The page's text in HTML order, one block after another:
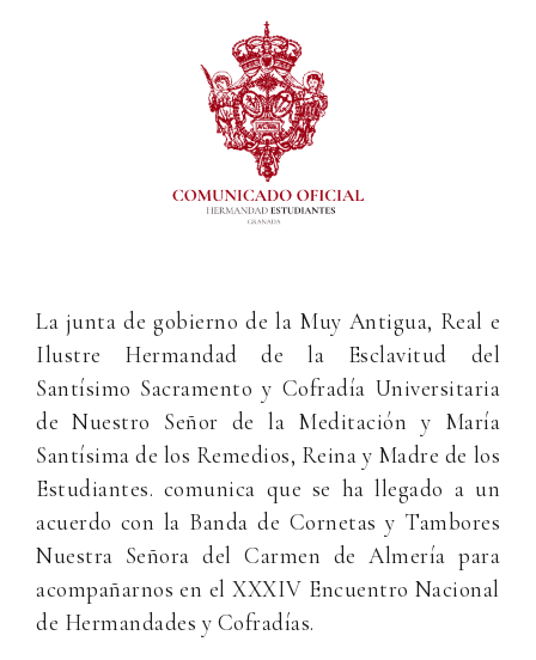
La junta de gobierno de la Muy Antigua, Real e
Ilustre Hermandad de la Esclavitud del
Santísimo Sacramento y Cofradía Universitaria
de Nuestro Señor de la Meditación y María
Santísima de los Remedios, Reina y Madre de los
Estudiantes. comunica que se ha llegado a un
acuerdo con la Banda de Cornetas y Tambores
Nuestra Señora del Carmen de Almería para
acompañarnos en el XXXIV Encuentro Nacional
de Hermandades y Cofradías.